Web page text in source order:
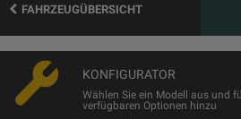
FAHRZEUGÜBERSICHT
KONFIGURATOR
Wählen Sie ein Modell aus und
verfügbaren Optionen hinzu